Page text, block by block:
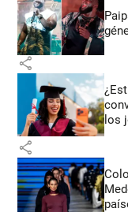
share
los
share